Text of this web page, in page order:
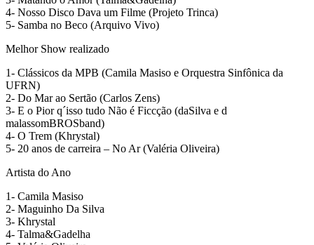
4- Nosso Disco Dava um Filme (Projeto Trinca)
5- Samba no Beco (Arquivo Vivo)
Melhor Show realizado
1- Clássicos da MPB (Camila Masiso e Orquestra Sinfônica da
UFRN)
2- Do Mar ao Sertão (Carlos Zens)
3- E o Pior q´isso tudo Não é Ficcção (daSilva e d
malassomBROSband)
4- O Trem (Khrystal)
5- 20 anos de carreira – No Ar (Valéria Oliveira)
Artista do Ano
1- Camila Masiso
2- Maguinho Da Silva
3- Khrystal
4- Talma&Gadelha